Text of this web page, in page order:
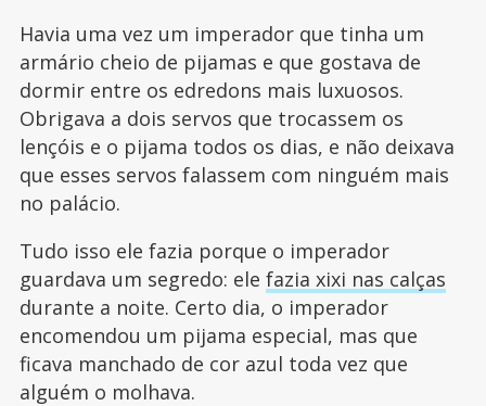
Havia uma vez um imperador que tinha um
armário cheio de pijamas e que gostava de
dormir entre os edredons mais luxuosos.
Obrigava a dois servos que trocassem os
lençóis e o pijama todos os dias, e não deixava
que esses servos falassem com ninguém mais
no palácio.
Tudo isso ele fazia porque o imperador
guardava um segredo: ele fazia xixi nas calças
durante a noite. Certo dia, o imperador
encomendou um pijama especial, mas que
ficava manchado de cor azul toda vez que
alguém o molhava.